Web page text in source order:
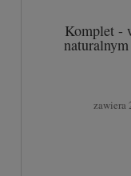
Komplet -
zawiera